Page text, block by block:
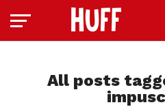
All posts